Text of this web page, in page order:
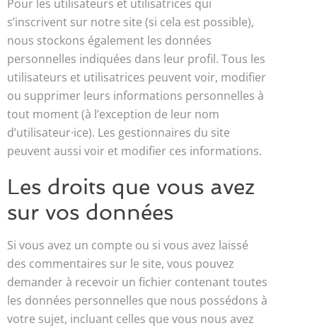
Pour les utilisateurs et utilisatrices qui
s’inscrivent sur notre site (si cela est possible),
nous stockons également les données
personnelles indiquées dans leur profil. Tous les
utilisateurs et utilisatrices peuvent voir, modifier
ou supprimer leurs informations personnelles à
tout moment (à l’exception de leur nom
d’utilisateur·ice). Les gestionnaires du site
peuvent aussi voir et modifier ces informations.
Les droits que vous avez
sur vos données
Si vous avez un compte ou si vous avez laissé
des commentaires sur le site, vous pouvez
demander à recevoir un fichier contenant toutes
les données personnelles que nous possédons à
votre sujet, incluant celles que vous nous avez